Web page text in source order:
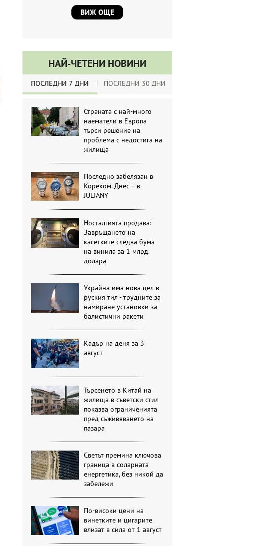
ВИЖ ОЩЕ
НАЙ-ЧЕТЕНИ НОВИНИ
ПОСЛЕДНИ 7 ДНИ ПОСЛЕДНИ 30 ДНИ
Страната с най-много
наематели в Европа
търси решение на
проблема с недостига на
жилища
Последно забелязан в
Кореком. Днес – в
JULIANY
Носталгията продава:
Завръщането на
касетките следва бума
на винила за 1 млрд.
долара
Украйна има нова цел в
руския тил - трудните за
намиране установки за
балистични ракети
Кадър на деня за 3
август
Търсенето в Китай на
жилища в съветски стил
показва ограниченията
пред съживяването на
пазара
Светът премина ключова
граница в соларната
енергетика, без никой да
забележи
По-високи цени на
винетките и цигарите
влизат в сила от 1 август